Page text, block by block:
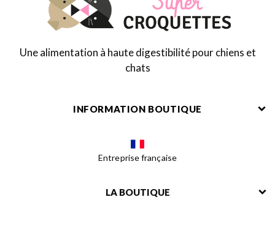
Une alimentation à haute digestibilité pour chiens et
chats
INFORMATION BOUTIQUE
Entreprise française
LA BOUTIQUE